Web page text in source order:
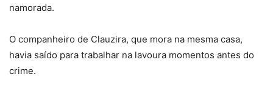
namorada.
O companheiro de Clauzira, que mora na mesma casa,
havia saído para trabalhar na lavoura momentos antes do
crime.